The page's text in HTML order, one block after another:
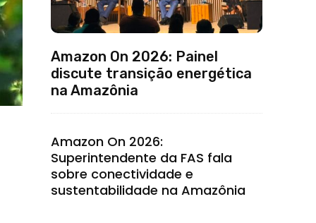
Amazon On 2026: Painel
discute transição energética
na Amazônia
Amazon On 2026:
Superintendente da FAS fala
sobre conectividade e
sustentabilidade na Amazônia